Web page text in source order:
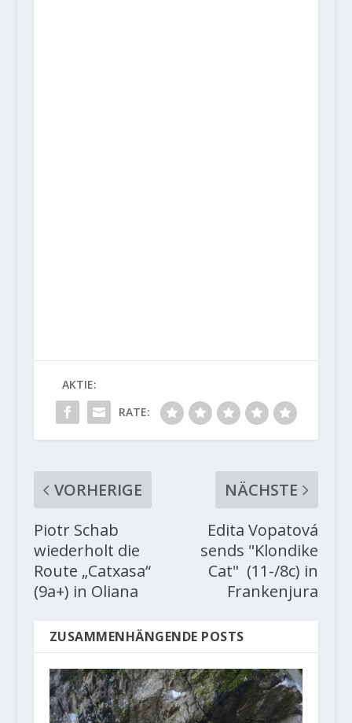
AKTIE:
RATE:
VORHERIGE
Piotr Schab
wiederholt die
Route „Catxasa“
(9a+) in Oliana
NÄCHSTE
Edita Vopatová
sends "Klondike
Cat" (11-/8c) in
Frankenjura
ZUSAMMENHÄNGENDE POSTS